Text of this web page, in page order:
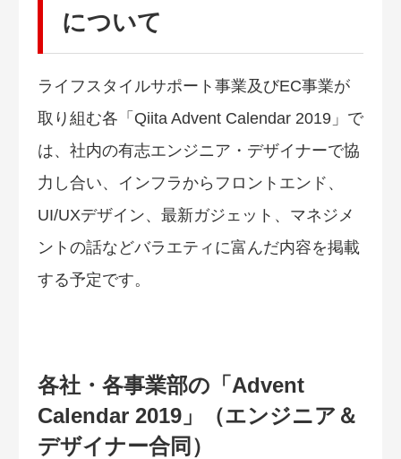
について
ライフスタイルサポート事業及びEC事業が
取り組む各「Qiita Advent Calendar 2019」で
は、社内の有志エンジニア・デザイナーで協
力し合い、インフラからフロントエンド、
UI/UXデザイン、最新ガジェット、マネジメ
ントの話などバラエティに富んだ内容を掲載
する予定です。
各社・各事業部の「Advent
Calendar 2019」（エンジニア＆
デザイナー合同）